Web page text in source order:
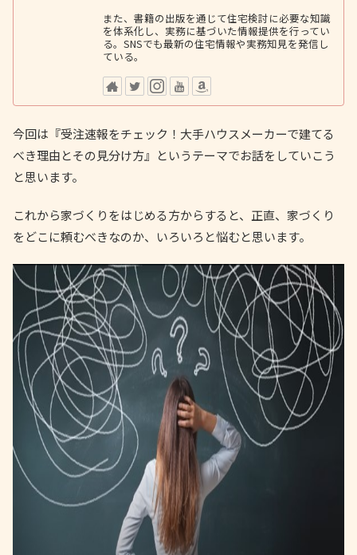
また、書籍の出版を通じて住宅検討に必要な知識
を体系化し、実務に基づいた情報提供を行ってい
る。SNSでも最新の住宅情報や実務知見を発信し
ている。
今回は『受注速報をチェック！大手ハウスメーカーで建てる
べき理由とその見分け方』というテーマでお話をしていこう
と思います。
これから家づくりをはじめる方からすると、正直、家づくり
をどこに頼むべきなのか、いろいろと悩むと思います。